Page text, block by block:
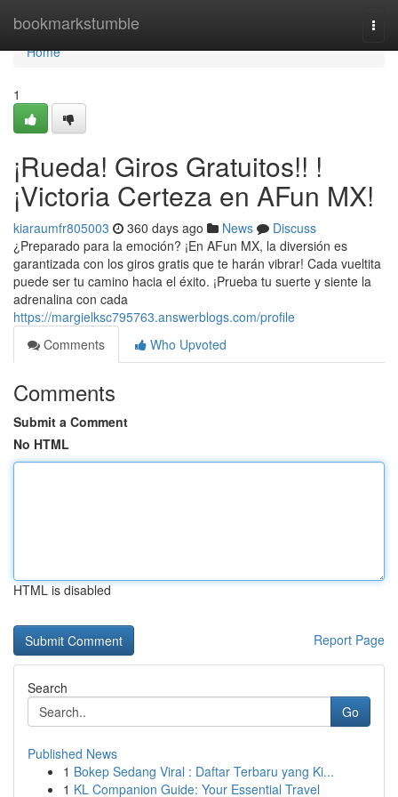
bookmarkstumble
Home
Home
1
¡Rueda! Giros Gratuitos!! !
¡Victoria Certeza en AFun MX!
kiaraumfr805003 360 days ago News
Discuss
¿Preparado para la emoción? ¡En AFun MX, la diversión es
garantizada con los giros gratis que te harán vibrar! Cada vueltita
puede ser tu camino hacia el éxito. ¡Prueba tu suerte y siente la
adrenalina con cada
https://margielksc795763.answerblogs.com/profile
Comments
Who Upvoted
Comments
Submit a Comment
No HTML
HTML is disabled
Report Page
Search
Go
Published News
1 Bokep Sedang Viral : Daftar Terbaru yang Ki...
1 KL Companion Guide: Your Essential Travel